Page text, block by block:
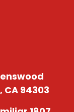
CA 94303